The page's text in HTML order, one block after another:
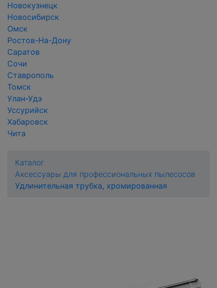
Новокузнецк
Новосибирск
Омск
Ростов-На-Дону
Саратов
Сочи
Ставрополь
Томск
Улан-Удэ
Уссурийск
Хабаровск
Чита
Каталог
Аксессуары для профессиональных пылесосов
Удлинительная трубка, хромированная